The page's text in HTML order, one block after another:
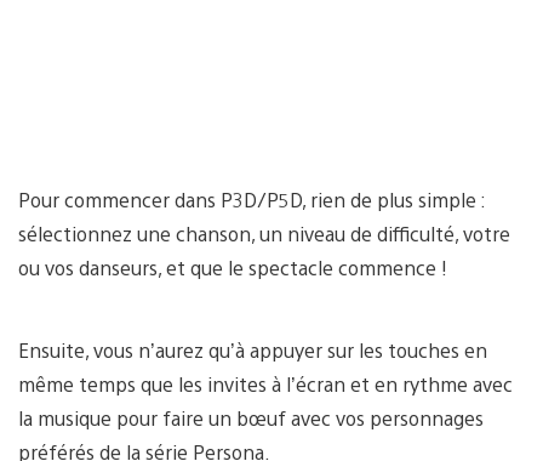
Pour commencer dans P3D/P5D, rien de plus simple :
sélectionnez une chanson, un niveau de difficulté, votre
ou vos danseurs, et que le spectacle commence !
Ensuite, vous n’aurez qu’à appuyer sur les touches en
même temps que les invites à l’écran et en rythme avec
la musique pour faire un bœuf avec vos personnages
préférés de la série Persona.